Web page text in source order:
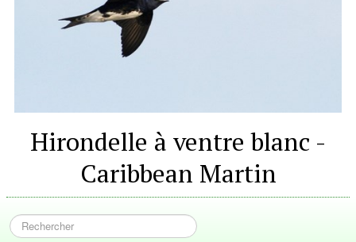
Hirondelle à ventre blanc -
Caribbean Martin